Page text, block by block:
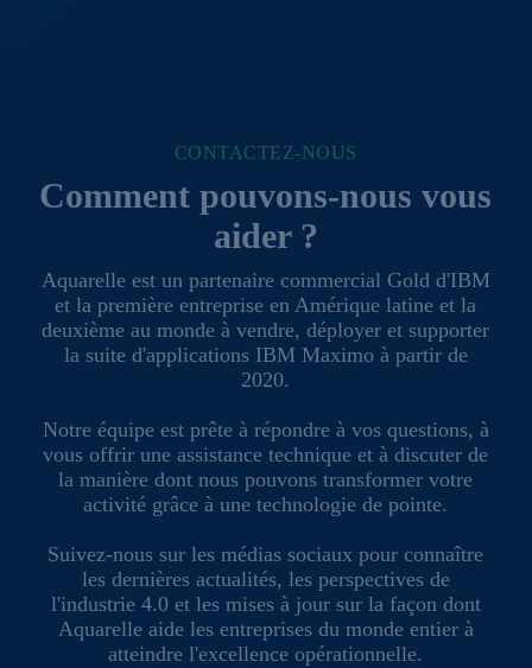
CONTACTEZ-NOUS
Comment pouvons-nous vous
aider ?
Aquarelle est un partenaire commercial Gold d'IBM
et la première entreprise en Amérique latine et la
deuxième au monde à vendre, déployer et supporter
la suite d'applications IBM Maximo à partir de
2020.
Notre équipe est prête à répondre à vos questions, à
vous offrir une assistance technique et à discuter de
la manière dont nous pouvons transformer votre
activité grâce à une technologie de pointe.
Suivez-nous sur les médias sociaux pour connaître
les dernières actualités, les perspectives de
l'industrie 4.0 et les mises à jour sur la façon dont
Aquarelle aide les entreprises du monde entier à
atteindre l'excellence opérationnelle.